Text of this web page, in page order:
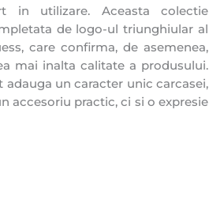
in utilizare. Aceasta colectie
de logo-ul triunghiular al
care confirma, de asemenea,
mai inalta calitate a produsului.
adauga un caracter unic carcasei,
accesoriu practic, ci si o expresie